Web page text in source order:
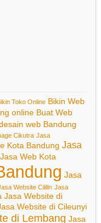
Toko Online Bikin Web
online Buat Web
web Bandung
Cikutra Jasa
Kota Bandung Jasa
Jasa Web Kota
Jasa
Website Cililin Jasa
Jasa Website di
Website di Cileunyi
di Lembang Jasa